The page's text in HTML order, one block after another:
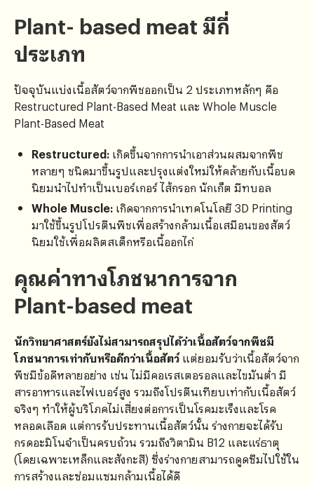
Plant- based meat มีกี่
ประเภท
ปัจจุบันแบ่งเนื้อสัตว์จากพืชออกเป็น 2 ประเภทหลักๆ คือ
Restructured Plant-Based Meat และ Whole Muscle
Plant-Based Meat
Restructured: เกิดขึ้นจากการนำเอาส่วนผสมจากพืช
หลายๆ ชนิดมาขึ้นรูปและปรุงแต่งใหม่ให้คล้ายกับเนื้อบด
นิยมนำไปทำเป็นเบอร์เกอร์ ไส้กรอก นักเก็ต มีทบอล
Whole Muscle: เกิดจากการนำเทคโนโลยี 3D Printing
มาใช้ขึ้นรูปโปรตีนพืชเพื่อสร้างกล้ามเนื้อเสมือนของสัตว์
นิยมใช้เพื่อผลิตสเต็กหรือเนื้ออกไก่
คุณค่าทางโภชนาการจาก
Plant-based meat
นักวิทยาศาสตร์ยังไม่สามารถสรุปได้ว่าเนื้อสัตว์จากพืชมี
โภชนาการเท่ากับหรือดีกว่าเนื้อสัตว์แต่ยอมรับว่าเนื้อสัตว์จาก
พืชมีข้อดีหลายอย่าง เช่น ไม่มีคอเรสเตอรอลและไขมันต่ำ มี
สารอาหารและไฟเบอร์สูง รวมถึงโปรตีนเทียบเท่ากับเนื้อสัตว์
จริงๆ ทำให้ผู้บริโภคไม่เสี่ยงต่อการเป็นโรคมะเร็งและโรค
หลอดเลือด แต่การรับประทานเนื้อสัตว์นั้น ร่างกายจะได้รับ
กรดอะมิโนจำเป็นครบถ้วน รวมถึงวิตามิน B12 และแร่ธาตุ
(โดยเฉพาะเหล็กและสังกะสี) ซึ่งร่างกายสามารถดูดซึมไปใช้ใน
การสร้างและซ่อมแซมกล้ามเนื้อได้ดี